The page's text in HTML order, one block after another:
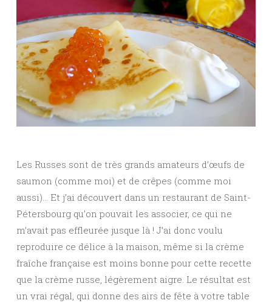
Les Russes sont de très grands amateurs d’œufs de
saumon (comme moi) et de crêpes (comme moi
aussi)… Et j’ai découvert dans un restaurant de Saint-
Pétersbourg qu’on pouvait les associer, ce qui ne
m’avait pas effleurée jusque là ! J’ai donc voulu
reproduire ce délice à la maison, même si la crème
fraîche française est moins bonne pour cette recette
que la crème russe, légèrement aigre. Le résultat est
un vrai régal, qui donne des airs de fête à votre table